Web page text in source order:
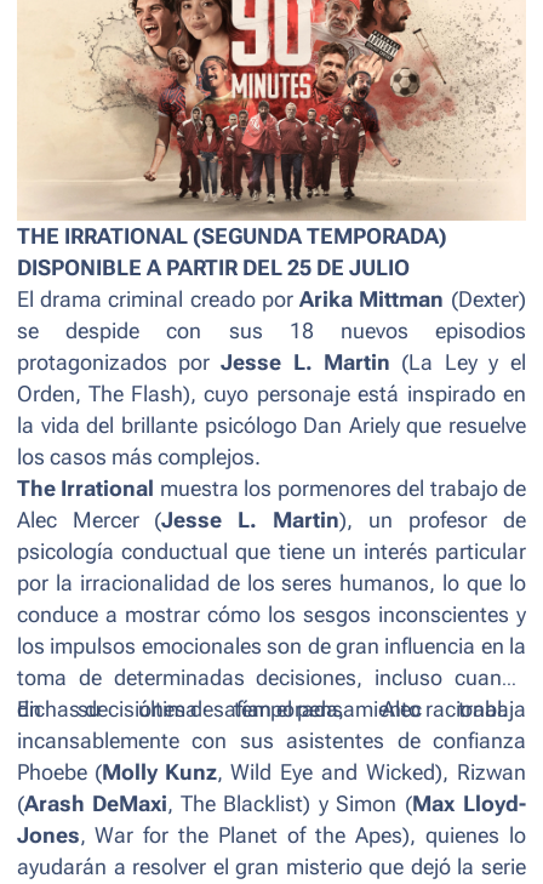
THE IRRATIONAL (SEGUNDA TEMPORADA)
DISPONIBLE A PARTIR DEL 25 DE JULIO
El drama criminal creado por Arika Mittman (Dexter)
se despide con sus 18 nuevos episodios
protagonizados por Jesse L. Martin (La Ley y el
Orden, The Flash), cuyo personaje está inspirado en
la vida del brillante psicólogo Dan Ariely que resuelve
los casos más complejos.
The Irrational muestra los pormenores del trabajo de
Alec Mercer (Jesse L. Martin), un profesor de
psicología conductual que tiene un interés particular
por la irracionalidad de los seres humanos, lo que lo
conduce a mostrar cómo los sesgos inconscientes y
los impulsos emocionales son de gran influencia en la
toma de determinadas decisiones, incluso cuando
dichas decisiones desafían el pensamiento racional.
En su última temporada, Alec trabaja
incansablemente con sus asistentes de confianza
Phoebe (Molly Kunz, Wild Eye and Wicked), Rizwan
(Arash DeMaxi, The Blacklist) y Simon (Max Lloyd-
Jones, War for the Planet of the Apes), quienes lo
ayudarán a resolver el gran misterio que dejó la serie